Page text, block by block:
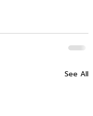
See All